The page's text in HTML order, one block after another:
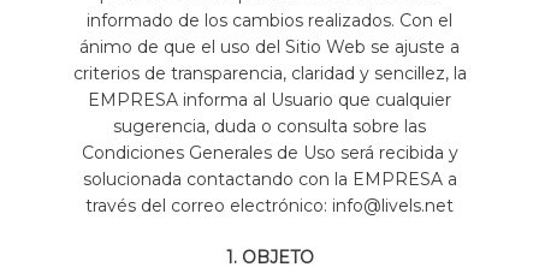
informado de los cambios realizados. Con el
ánimo de que el uso del Sitio Web se ajuste a
criterios de transparencia, claridad y sencillez, la
EMPRESA informa al Usuario que cualquier
sugerencia, duda o consulta sobre las
Condiciones Generales de Uso será recibida y
solucionada contactando con la EMPRESA a
través del correo electrónico: info@livels.net
1. OBJETO